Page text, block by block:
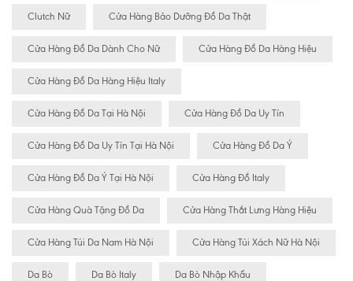
Clutch Nữ Cửa Hàng Bảo Dưỡng Đồ Da Thật
Cửa Hàng Đồ Da Dành Cho Nữ Cửa Hàng Đồ Da Hàng Hiệu
Cửa Hàng Đồ Da Hàng Hiệu Italy
Cửa Hàng Đồ Da Tại Hà Nội Cửa Hàng Đồ Da Uy Tín
Cửa Hàng Đồ Da Uy Tín Tại Hà Nội Cửa Hàng Đồ Da Ý
Cửa Hàng Đồ Da Ý Tại Hà Nội Cửa Hàng Đồ Italy
Cửa Hàng Quà Tặng Đồ Da Cửa Hàng Thắt Lưng Hàng Hiệu
Cửa Hàng Túi Da Nam Hà Nội Cửa Hàng Túi Xách Nữ Hà Nội
Da Bò Da Bò Italy Da Bò Nhập Khẩu